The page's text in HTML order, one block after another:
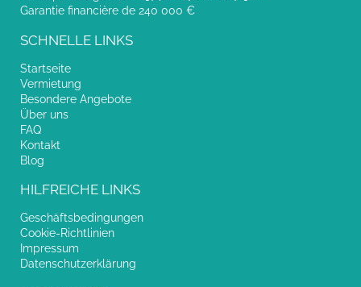
Garantie financière de 240 000 €
SCHNELLE LINKS
Startseite
Vermietung
Besondere Angebote
Über uns
FAQ
Kontakt
Blog
HILFREICHE LINKS
Geschäftsbedingungen
Cookie-Richtlinien
Impressum
Datenschutzerklärung